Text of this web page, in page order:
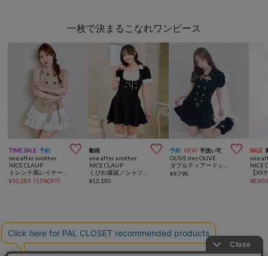
一枚で決まるこなれワンピース
TIME SALE 予約 
one after another
NICE CLAUP
¥10,285 (15%OFF)
動画 
one after another
NICE CLAUP
¥12,100
予約 NEW 手洗い可 
OLIVE des OLIVE
¥9,790
SALE
one
NICE
¥